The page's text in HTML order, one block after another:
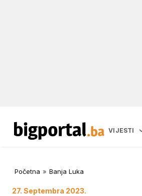
VIJESTI
Početna » Banja Luka
27. Septembra 2023.